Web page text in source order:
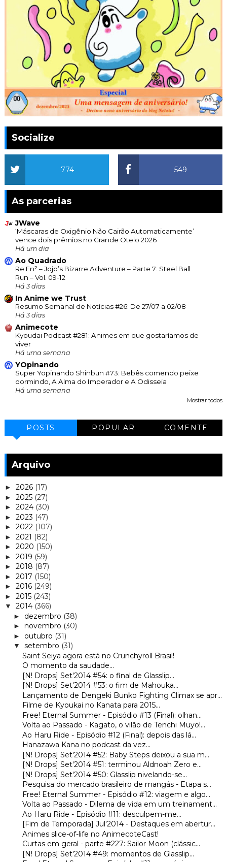
Socialize
549
774
As parcerias
JWave
‘Máscaras de Oxigênio Não Cairão Automaticamente’
vence dois prêmios no Grande Otelo 2026
Há um dia
Ao Quadrado
Re:En² – Jojo’s Bizarre Adventure – Parte 7: Steel Ball
Run – Vol. 09-12
Há 3 dias
In Anime we Trust
Resumo Semanal de Notícias #26: De 27/07 a 02/08
Há 3 dias
Animecote
Kyoudai Podcast #281: Animes em que gostaríamos de
viver
Há uma semana
YOpinando
Super Yopinando Shinbun #73: Bebês comendo peixe
dormindo, A Alma do Imperador e A Odisseia
Há uma semana
Mostrar todos
POSTS POPULAR COMENTE
Arquivo
► 2026 (17)
► 2025 (27)
► 2024 (30)
► 2023 (47)
► 2022 (107)
► 2021 (82)
► 2020 (150)
► 2019 (59)
► 2018 (87)
► 2017 (150)
► 2016 (249)
► 2015 (243)
▼ 2014 (366)
► dezembro (38)
► novembro (30)
► outubro (31)
▼ setembro (31)
Saint Seiya agora está no Crunchyroll Brasil!
O momento da saudade...
[N! Drops] Set'2014 #54: o final de Glasslip...
[N! Drops] Set'2014 #53: o fim de Mahouka...
Lançamento de Dengeki Bunko Fighting Climax se apr...
Filme de Kyoukai no Kanata para 2015...
Free! Eternal Summer - Episódio #13 (Final): olhan...
Volta ao Passado - Kagato, o vilão de Tenchi Muyo!...
Ao Haru Ride - Episódio #12 (Final): depois das lá...
Hanazawa Kana no podcast da vez...
[N! Drops] Set'2014 #52: Baby Steps deixou a sua m...
[N! Drops] Set'2014 #51: terminou Aldnoah Zero e...
[N! Drops] Set'2014 #50: Glasslip nivelando-se...
Pesquisa do mercado brasileiro de mangás - Etapa s...
Free! Eternal Summer - Episódio #12: viagem e algo...
Volta ao Passado - Dilema de vida em um treinament...
Ao Haru Ride - Episódio #11: desculpem-me...
[Fim de Temporada] Jul'2014 - Destaques em abertur...
Animes slice-of-life no AnimecoteCast!
Curtas em geral - parte #227: Sailor Moon (clássic...
[N! Drops] Set'2014 #49: momentos de Glasslip...